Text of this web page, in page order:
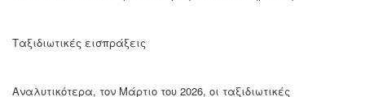
Ταξιδιωτικές εισπράξεις
Αναλυτικότερα, τον Μάρτιο του 2026, οι ταξιδιωτικές